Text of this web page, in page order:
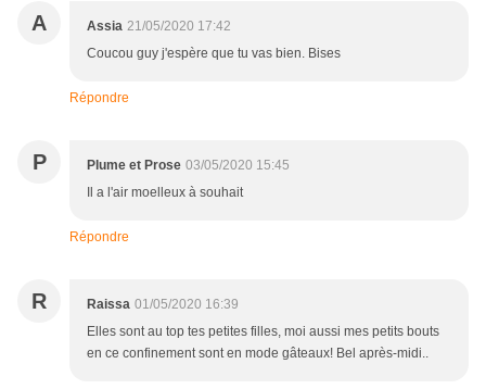
A Assia 21/05/2020 17:42
Coucou guy j'espère que tu vas bien. Bises
Répondre
P Plume et Prose 03/05/2020 15:45
Il a l'air moelleux à souhait
Répondre
R Raissa 01/05/2020 16:39
Elles sont au top tes petites filles, moi aussi mes petits bouts
en ce confinement sont en mode gâteaux! Bel après-midi..